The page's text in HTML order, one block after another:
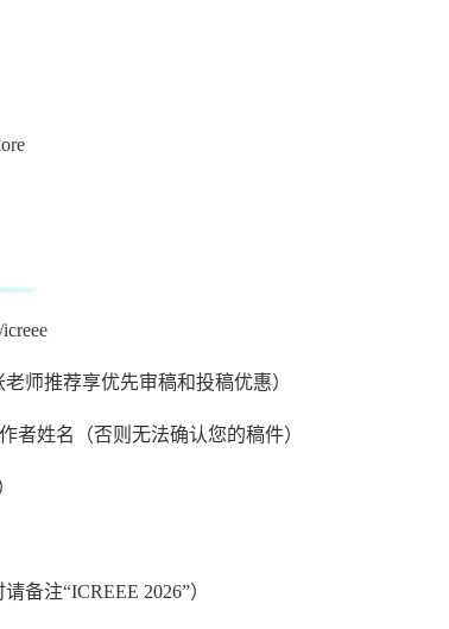
老师推荐享优先审稿和投稿优惠）
者姓名（否则无法确认您的稿件）
请备注“ICREEE 2026”）